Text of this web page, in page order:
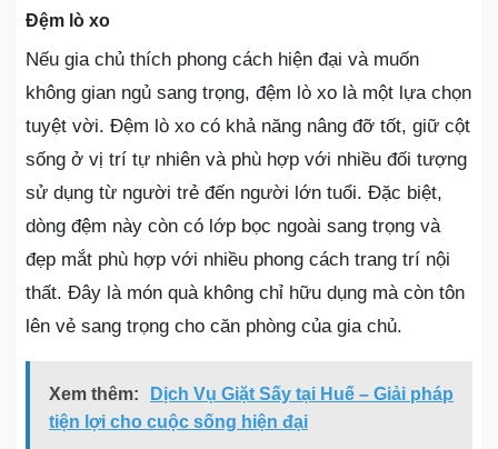
Đệm lò xo
Nếu gia chủ thích phong cách hiện đại và muốn
không gian ngủ sang trọng, đệm lò xo là một lựa chọn
tuyệt vời. Đệm lò xo có khả năng nâng đỡ tốt, giữ cột
sống ở vị trí tự nhiên và phù hợp với nhiều đối tượng
sử dụng từ người trẻ đến người lớn tuổi. Đặc biệt,
dòng đệm này còn có lớp bọc ngoài sang trọng và
đẹp mắt phù hợp với nhiều phong cách trang trí nội
thất. Đây là món quà không chỉ hữu dụng mà còn tôn
lên vẻ sang trọng cho căn phòng của gia chủ​.
Xem thêm:
Dịch Vụ Giặt Sấy tại Huế – Giải pháp
tiện lợi cho cuộc sống hiện đại